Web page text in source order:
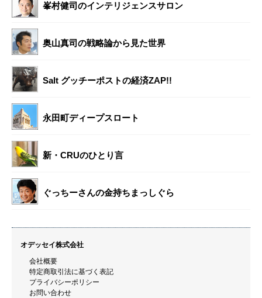
峯村健司のインテリジェンスサロン
奥山真司の戦略論から見た世界
Salt グッチーポストの経済ZAP!!
永田町ディープスロート
新・CRUのひとり言
ぐっちーさんの金持ちまっしぐら
オデッセイ株式会社
会社概要
特定商取引法に基づく表記
プライバシーポリシー
お問い合わせ